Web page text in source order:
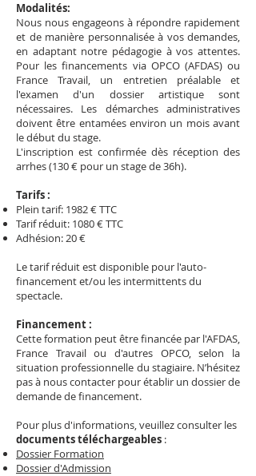
Modalités:
Nous nous engageons à répondre rapidement
et de manière personnalisée à vos demandes,
en adaptant notre pédagogie à vos attentes.
Pour les financements via OPCO (AFDAS) ou
France Travail, un entretien préalable et
l'examen d'un dossier artistique sont
nécessaires. Les démarches administratives
doivent être entamées environ un mois avant
le début du stage.
L'inscription est confirmée dès réception des
arrhes (130 € pour un stage de 36h).
Tarifs :
Plein tarif: 1982 € TTC
Tarif réduit: 1080 € TTC
Adhésion: 20 €
Le tarif réduit est disponible pour l'auto-
financement et/ou les intermittents du
spectacle.
Financement :
Cette formation peut être financée par l'AFDAS,
France Travail ou d'autres OPCO, selon la
situation professionnelle du stagiaire. N’hésitez
pas à nous contacter pour établir un dossier de
demande de financement.
Pour plus d'informations, veuillez consulter les
documents téléchargeables :
Dossier Formation
Dossier d'Admission